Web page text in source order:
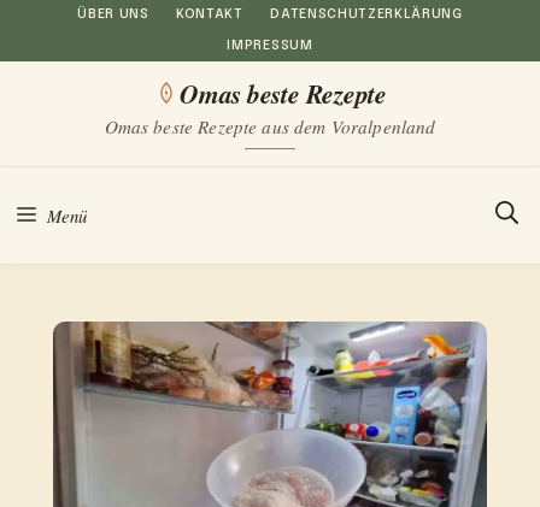
Inhalt
ÜBER UNS KONTAKT DATENSCHUTZERKLÄRUNG
IMPRESSUM
Omas beste Rezepte
Omas beste Rezepte aus dem Voralpenland
Menü